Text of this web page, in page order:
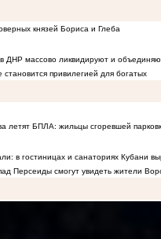
князей Бориса и Глеба
ДНР массово ликвидируют и
привилегией для богатых
летят БПЛА: жильцы сгоревшей
в гостиницах и санаториях Кубани
Персеиды смогут увидеть жители